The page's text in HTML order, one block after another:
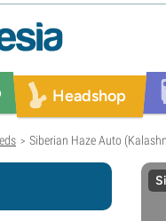
Headshop
> Siberian Haze Auto